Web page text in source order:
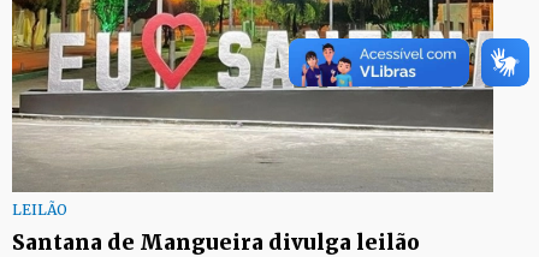
LEILÃO
Santana de Mangueira divulga leilão